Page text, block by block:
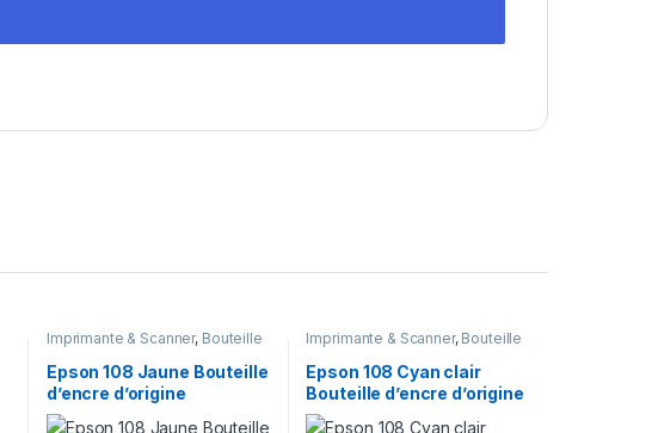
Imprimante & Scanner, Bouteille
d'encre
Epson 108 Jaune Bouteille
d’encre d’origine
(C13T09C44A)
Imprimante & Scanner, Bouteille
d'encre
Epson 108 Cyan clair
Bouteille d’encre d’origine
(C13T09C54A)